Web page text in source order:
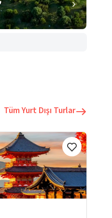
Tüm Yurt Dışı Turlar